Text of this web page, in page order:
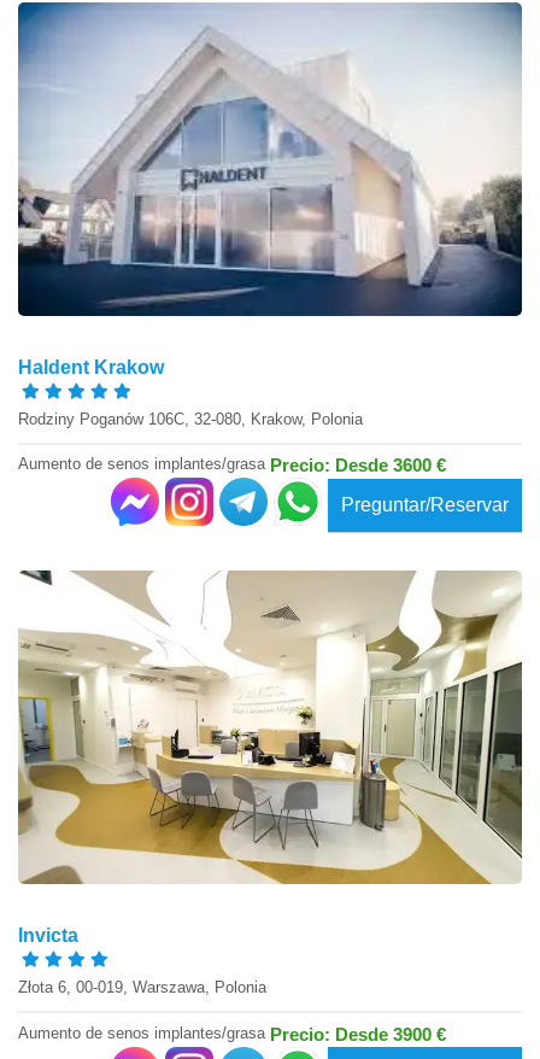
Haldent Krakow
Rodziny Poganów 106C, 32-080, Krakow, Polonia
Aumento de senos implantes/grasa Precio: Desde 3600 €
Preguntar/Reservar
Invicta
Złota 6, 00-019, Warszawa, Polonia
Aumento de senos implantes/grasa Precio: Desde 3900 €